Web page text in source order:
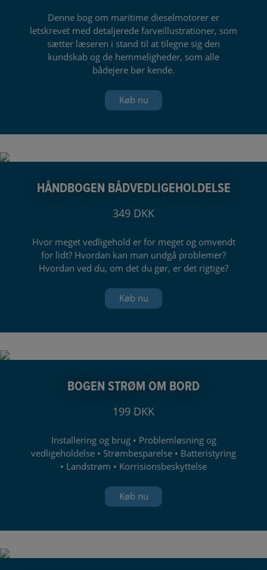
Denne bog om maritime dieselmotorer er
letskrevet med detaljerede farveillustrationer, som
sætter læseren i stand til at tilegne sig den
kundskab og de hemmeligheder, som alle
bådejere bør kende.
Køb nu
HÅNDBOGEN BÅDVEDLIGEHOLDELSE
349 DKK
Hvor meget vedligehold er for meget og omvendt
for lidt? Hvordan kan man undgå problemer?
Hvordan ved du, om det du gør, er det rigtige?
Køb nu
BOGEN STRØM OM BORD
199 DKK
Installering og brug • Problemløsning og
vedligeholdelse • Strømbesparelse • Batteristyring
• Landstrøm • Korrisionsbeskyttelse
Køb nu